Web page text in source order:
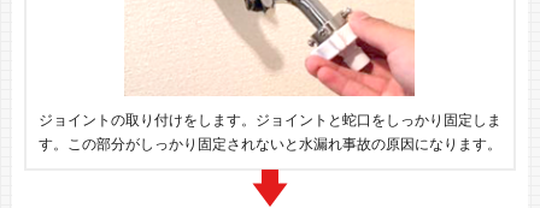
ジョイントの取り付けをします。ジョイントと蛇口をしっかり固定しま
す。この部分がしっかり固定されないと水漏れ事故の原因になります。